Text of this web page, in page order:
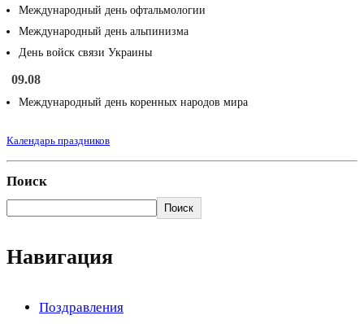
Международный день офтальмологии
Международный день альпинизма
День войск связи Украины
09.08
Международный день коренных народов мира
Календарь праздников
Поиск
Поиск
Навигация
Поздравления